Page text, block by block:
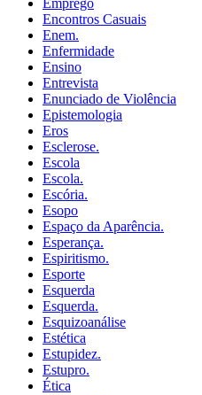
Emprego
Encontros Casuais
Enem.
Enfermidade
Ensino
Entrevista
Enunciado de Violência
Epistemologia
Eros
Esclerose.
Escola
Escola.
Escória.
Esopo
Espaço da Aparência.
Esperança.
Espiritismo.
Esporte
Esquerda
Esquerda.
Esquizoanálise
Estética
Estupidez.
Estupro.
Ética